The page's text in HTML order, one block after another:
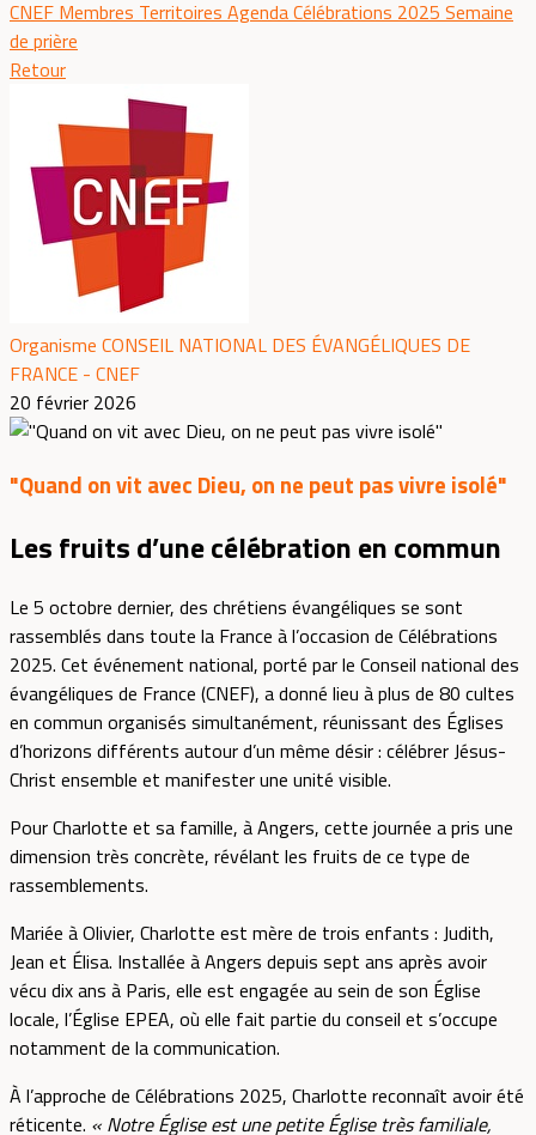
CNEF Membres Territoires AgendaCélébrations 2025 Semaine
de prière
Retour
Organisme CONSEIL NATIONAL DES ÉVANGÉLIQUES DE
FRANCE - CNEF
20 février 2026
"Quand on vit avec Dieu, on ne peut pas vivre isolé"
Les fruits d’une célébration en commun
Le 5 octobre dernier, des chrétiens évangéliques se sont
rassemblés dans toute la France à l’occasion de Célébrations
2025. Cet événement national, porté par le Conseil national des
évangéliques de France (CNEF), a donné lieu à plus de 80 cultes
en commun organisés simultanément, réunissant des Églises
d’horizons différents autour d’un même désir : célébrer Jésus-
Christ ensemble et manifester une unité visible.
Pour Charlotte et sa famille, à Angers, cette journée a pris une
dimension très concrète, révélant les fruits de ce type de
rassemblements.
Mariée à Olivier, Charlotte est mère de trois enfants : Judith,
Jean et Élisa. Installée à Angers depuis sept ans après avoir
vécu dix ans à Paris, elle est engagée au sein de son Église
locale, l’Église EPEA, où elle fait partie du conseil et s’occupe
notamment de la communication.
À l’approche de Célébrations 2025, Charlotte reconnaît avoir été
réticente. « Notre Église est une petite Église très familiale,